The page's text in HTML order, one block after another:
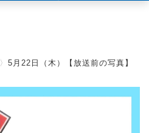
〉5月22日（木）【放送前の写真】